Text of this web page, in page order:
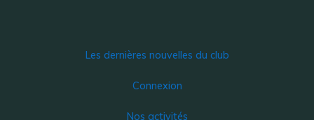
Les dernières nouvelles du club
Connexion
Nos activités